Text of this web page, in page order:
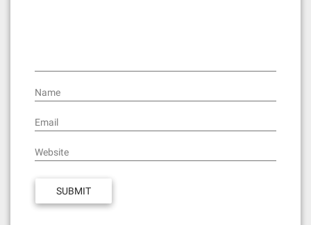
Name
Email
Website